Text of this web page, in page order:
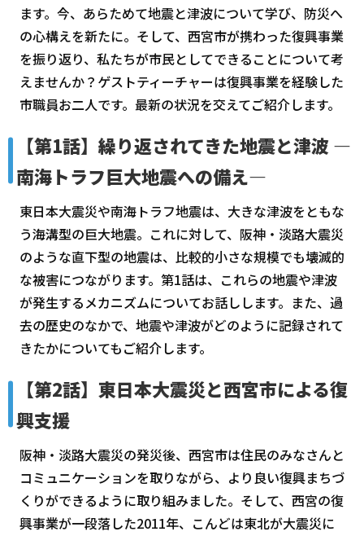
ます。今、あらためて地震と津波について学び、防災へ
の心構えを新たに。そして、西宮市が携わった復興事業
を振り返り、私たちが市民としてできることについて考
えませんか？ゲストティーチャーは復興事業を経験した
市職員お二人です。最新の状況を交えてご紹介します。
【第1話】繰り返されてきた地震と津波 ―
南海トラフ巨大地震への備え―
東日本大震災や南海トラフ地震は、大きな津波をともな
う海溝型の巨大地震。これに対して、阪神・淡路大震災
のような直下型の地震は、比較的小さな規模でも壊滅的
な被害につながります。第1話は、これらの地震や津波
が発生するメカニズムについてお話しします。また、過
去の歴史のなかで、地震や津波がどのように記録されて
きたかについてもご紹介します。
【第2話】東日本大震災と西宮市による復
興支援
阪神・淡路大震災の発災後、西宮市は住民のみなさんと
コミュニケーションを取りながら、より良い復興まちづ
くりができるように取り組みました。そして、西宮の復
興事業が一段落した2011年、こんどは東北が大震災に